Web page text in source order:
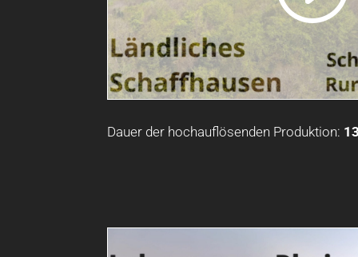
Dauer der hochauflösenden Produktion: